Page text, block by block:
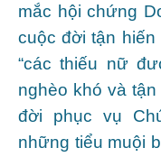
mắc hội chứng
cuộc đời tận
“các thiếu nữ
nghèo khó và
đời phục vụ
những tiểu muội